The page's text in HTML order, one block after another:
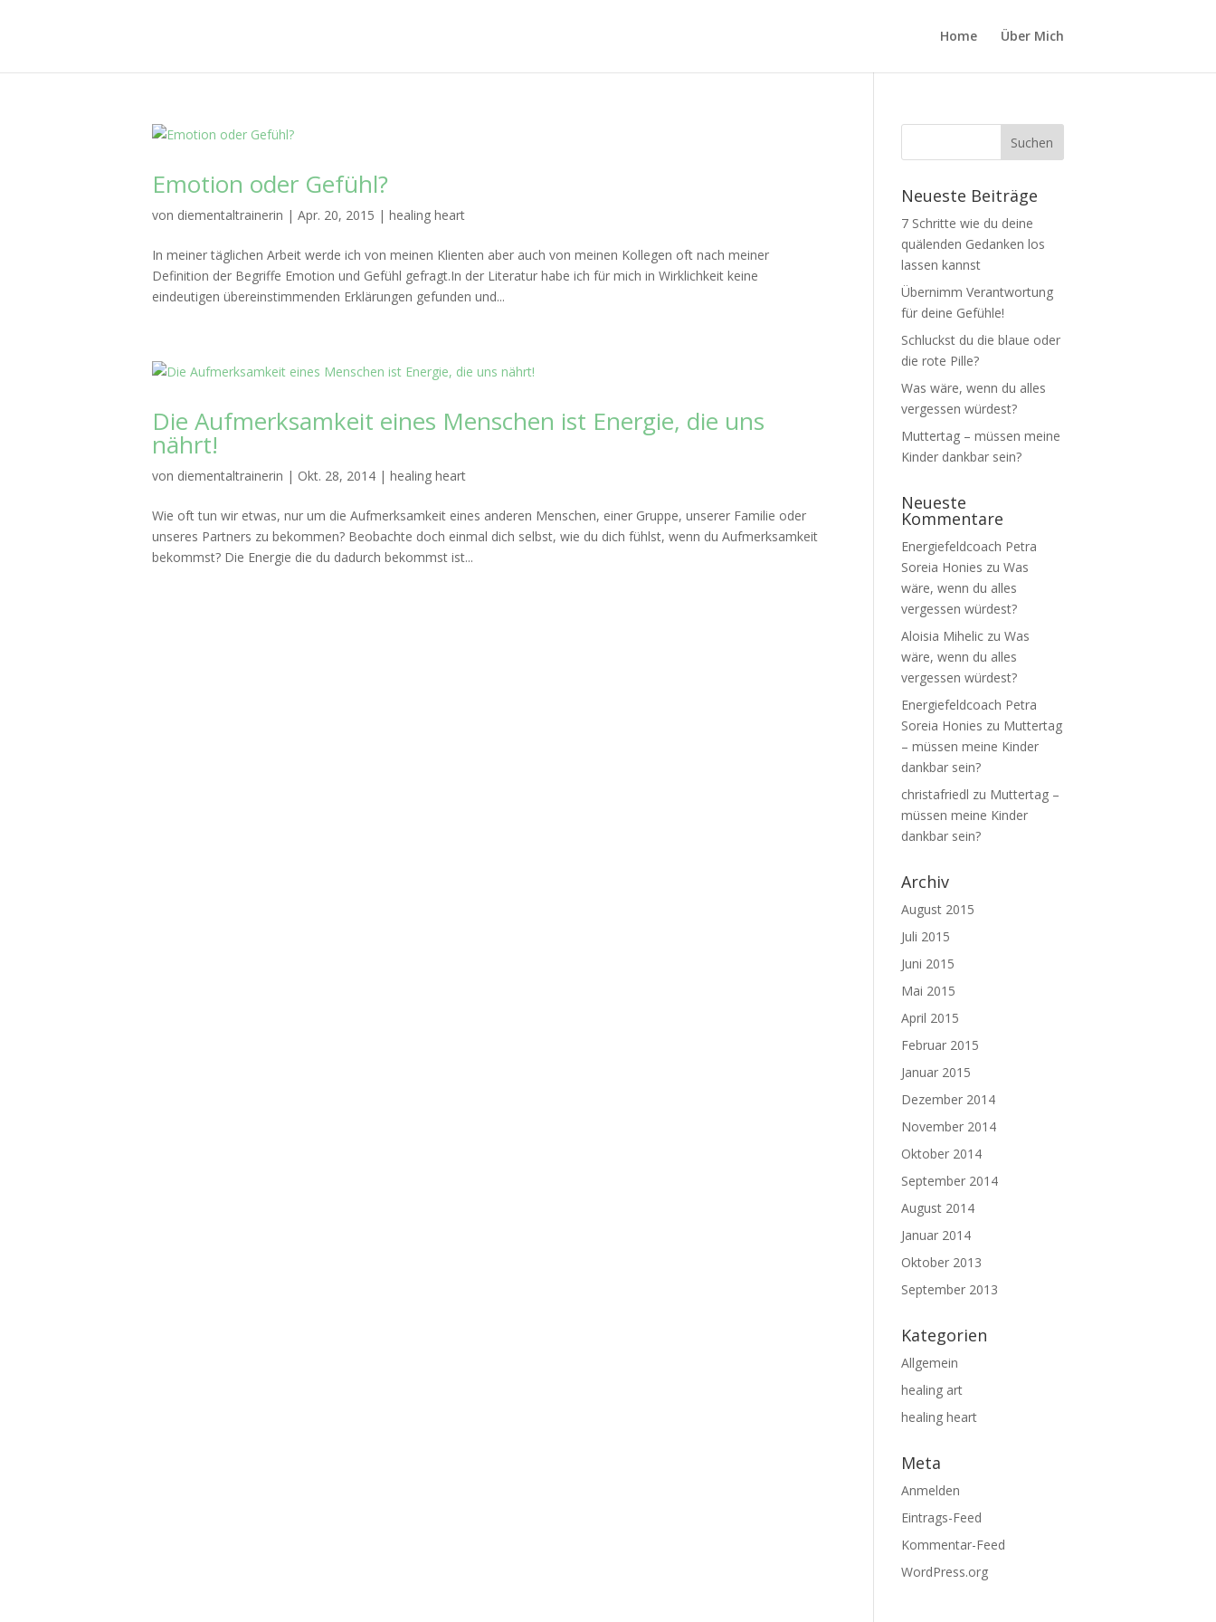
Home Über Mich
Emotion oder Gefühl?
von diementaltrainerin | Apr. 20, 2015 | healing heart
In meiner täglichen Arbeit werde ich von meinen Klienten aber auch von meinen Kollegen oft nach meiner
Definition der Begriffe Emotion und Gefühl gefragt.In der Literatur habe ich für mich in Wirklichkeit keine
eindeutigen übereinstimmenden Erklärungen gefunden und...
Die Aufmerksamkeit eines Menschen ist Energie, die uns
nährt!
von diementaltrainerin | Okt. 28, 2014 | healing heart
Wie oft tun wir etwas, nur um die Aufmerksamkeit eines anderen Menschen, einer Gruppe, unserer Familie oder
unseres Partners zu bekommen? Beobachte doch einmal dich selbst, wie du dich fühlst, wenn du Aufmerksamkeit
bekommst? Die Energie die du dadurch bekommst ist...
Neueste Beiträge
7 Schritte wie du deine
quälenden Gedanken los
lassen kannst
Übernimm Verantwortung
für deine Gefühle!
Schluckst du die blaue oder
die rote Pille?
Was wäre, wenn du alles
vergessen würdest?
Muttertag – müssen meine
Kinder dankbar sein?
Neueste
Kommentare
Energiefeldcoach Petra
Soreia Honies zu Was
wäre, wenn du alles
vergessen würdest?
Aloisia Miheliczu Was
wäre, wenn du alles
vergessen würdest?
Energiefeldcoach Petra
Soreia Honies zu Muttertag
– müssen meine Kinder
dankbar sein?
christafriedl zu Muttertag –
müssen meine Kinder
dankbar sein?
Archiv
August 2015
Juli 2015
Juni 2015
Mai 2015
April 2015
Februar 2015
Januar 2015
Dezember 2014
November 2014
Oktober 2014
September 2014
August 2014
Januar 2014
Oktober 2013
September 2013
Kategorien
Allgemein
healing art
healing heart
Meta
Anmelden
Eintrags-Feed
Kommentar-Feed
WordPress.org